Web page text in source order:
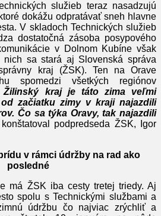
služieb teraz nasadzujú
dokážu odpratávať sneh hlavne
V skladoch Technických služieb
dostatočná zásoba posypového
v Dolnom Kubíne však
sa stará aj Slovenská správa
kraj (ŽSK). Ten na Orave
spomedzi všetkých regiónov
Žilinský kraj je táto zima veľmi
začiatku zimy v kraji najazdili
Čo sa týka Oravy, tak najazdili
konštatoval podpredseda ŽSK, Igor
v rámci údržby na rad ako
posledné
má ŽSK iba cesty tretej triedy. Aj
spolu s Technickými službami a
údržbu čo najviac zrýchliť a